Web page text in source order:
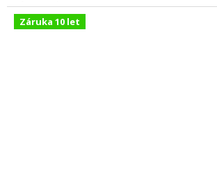
Záruka 10 let